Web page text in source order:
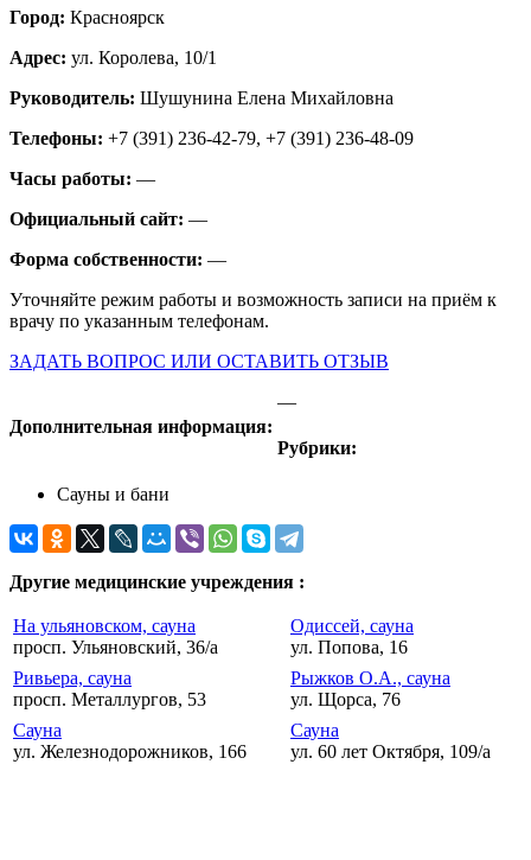
Город: Красноярск
Адрес: ул. Королева, 10/1
Руководитель: Шушунина Елена Михайловна
Телефоны: +7 (391) 236-42-79, +7 (391) 236-48-09
Часы работы: —
Официальный сайт: —
Форма собственности: —
Уточняйте режим работы и возможность записи на приём к
врачу по указанным телефонам.
ЗАДАТЬ ВОПРОС ИЛИ ОСТАВИТЬ ОТЗЫВ
Дополнительная информация:
—
Рубрики:
Сауны и бани
Другие медицинские учреждения :
На ульяновском, сауна
просп. Ульяновский, 36/а
Одиссей, сауна
ул. Попова, 16
Ривьера, сауна
просп. Металлургов, 53
Рыжков О.А., сауна
ул. Щорса, 76
Сауна
ул. Железнодорожников, 166
Сауна
ул. 60 лет Октября, 109/а